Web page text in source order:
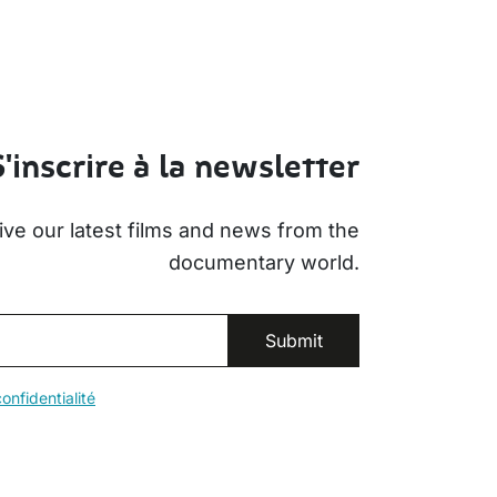
à la newsletter
our latest films and news from the
documentary world.